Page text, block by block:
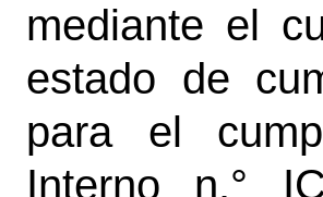
mediante el
estado de
para el
Interno n.°